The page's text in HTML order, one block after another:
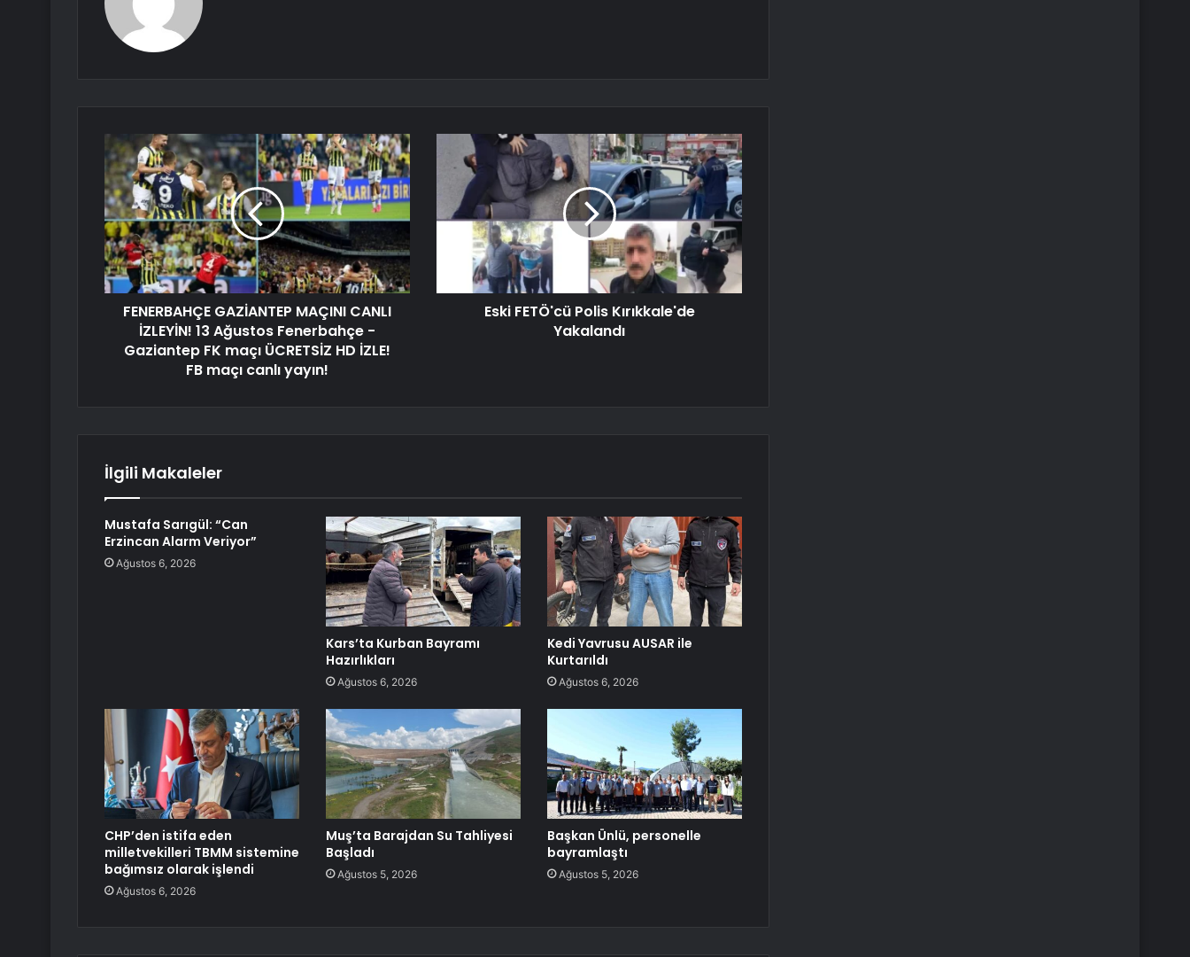
FENERBAHÇE GAZİANTEP MAÇINI CANLI
İZLEYİN! 13 Ağustos Fenerbahçe -
Gaziantep FK maçı ÜCRETSİZ HD İZLE!
FB maçı canlı yayın!
Eski FETÖ'cü Polis Kırıkkale'de
Yakalandı
İlgili Makaleler
Mustafa Sarıgül: “Can
Erzincan Alarm Veriyor”
Ağustos 6, 2026
Kars’ta Kurban Bayramı
Hazırlıkları
Ağustos 6, 2026
Kedi Yavrusu AUSAR ile
Kurtarıldı
Ağustos 6, 2026
CHP’den istifa eden
milletvekilleri TBMM sistemine
bağımsız olarak işlendi
Ağustos 6, 2026
Muş’ta Barajdan Su Tahliyesi
Başladı
Ağustos 5, 2026
Başkan Ünlü, personelle
bayramlaştı
Ağustos 5, 2026